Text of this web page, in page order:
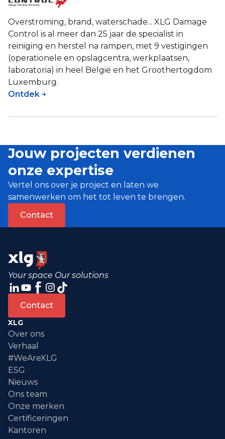
Overstroming, brand, waterschade... XLG Damage
Control is al meer dan 25 jaar de specialist in
reiniging en herstel na rampen, met 9 vestigingen
(operationele en opslagcentra, werkplaatsen,
laboratoria) in heel België en het Groothertogdom
Luxemburg.
Ontdek
Jouw projecten verdienen
onze expertise
Vertel ons over je project en laten we
samenwerken om het tot leven te brengen.
Contact
Your space Our solutions
Contact
XLG
Over ons
Verhaal
#WeAreXLG
ESG
Nieuws
Ons team
Onze merken
Certificeringen
Kantoren